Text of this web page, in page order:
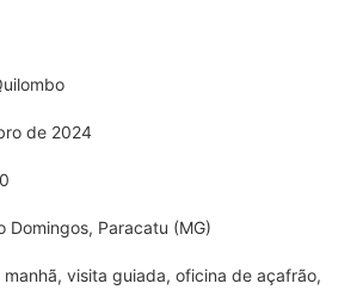
de 2024
Domingos, Paracatu (MG)
visita guiada, oficina de açafrão,